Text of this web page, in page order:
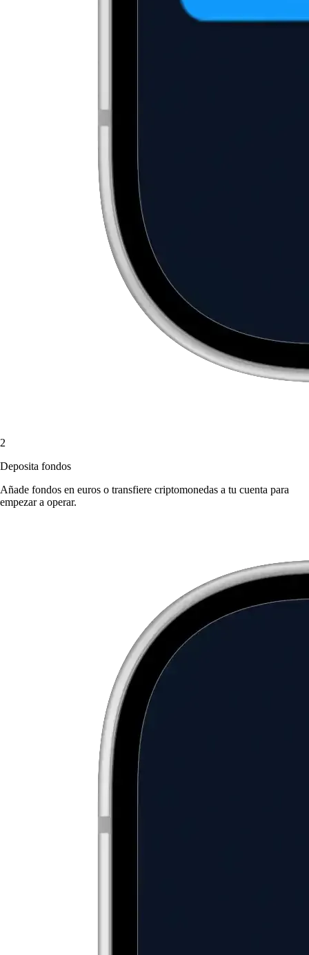
2
Deposita fondos
Añade fondos en euros o transfiere criptomonedas a tu cuenta para
empezar a operar.